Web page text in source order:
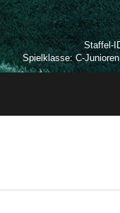
Staffel-
Spielklasse: C-